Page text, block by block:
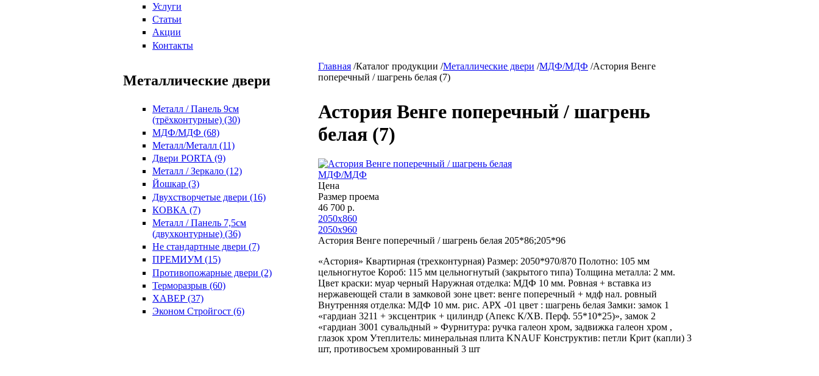
Услуги
Статьи
Акции
Контакты
Металлические двери
Металл / Панель 9см
(трёхконтурные) (30)
МДФ/МДФ (68)
Металл/Металл (11)
Двери PORTA (9)
Металл / Зеркало (12)
Йошкар (3)
Двухстворчетые двери (16)
КОВКА (7)
Металл / Панель 7,5см
(двухконтурные) (36)
Не стандартные двери (7)
ПРЕМИУМ (15)
Противопожарные двери (2)
Терморазрыв (60)
ХАВЕР (37)
Эконом Стройгост (6)
Главная /Каталог продукции /Металлические двери /МДФ/МДФ /Астория Венге
поперечный / шагрень белая (7)
Астория Венге поперечный / шагрень
белая (7)
МДФ/МДФ
Цена
Размер проема
46 700 р.
2050х860
2050х960
Астория Венге поперечный / шагрень белая 205*86;205*96
«Астория» Квартирная (трехконтурная) Размер: 2050*970/870 Полотно: 105 мм
цельногнутое Короб: 115 мм цельногнутый (закрытого типа) Толщина металла: 2 мм.
Цвет краски: муар черный Наружная отделка: МДФ 10 мм. Ровная + вставка из
нержавеющей стали в замковой зоне цвет: венге поперечный + мдф нал. ровный
Внутренняя отделка: МДФ 10 мм. рис. АРХ -01 цвет : шагрень белая Замки: замок 1
«гардиан 3211 + эксцентрик + цилиндр (Апекс К/ХВ. Перф. 55*10*25)», замок 2
«гардиан 3001 сувальдный » Фурнитура: ручка галеон хром, задвижка галеон хром ,
глазок хром Утеплитель: минеральная плита KNAUF Конструктив: петли Крит (капли) 3
шт, противосъем хромированный 3 шт